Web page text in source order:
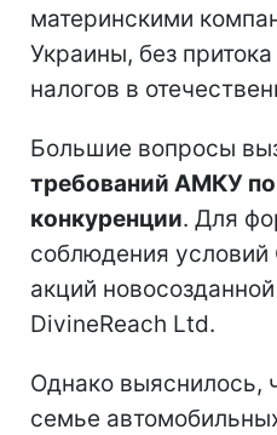
материнскими
Украины, без
налогов в
Большие вопросы
требований АМКУ
конкуренции. Для
соблюдения условий
акций
DivineReach Ltd.
Однако выяснилось,
семье